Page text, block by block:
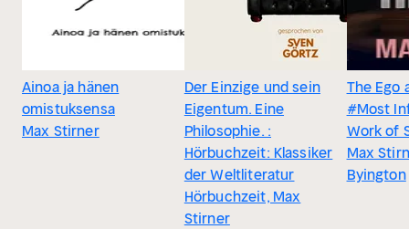
Ainoa ja hänen
omistuksensa
Max Stirner
Der Einzige und sein
Eigentum. Eine
Philosophie. :
Hörbuchzeit: Klassiker
der Weltliteratur
Hörbuchzeit, Max
Stirner
The Ego
#Most
Work of
Max
Byington